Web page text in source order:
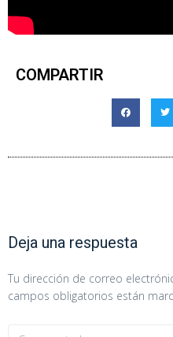
COMPARTIR
Deja una respuesta
Tu dirección de correo
campos obligatorios están